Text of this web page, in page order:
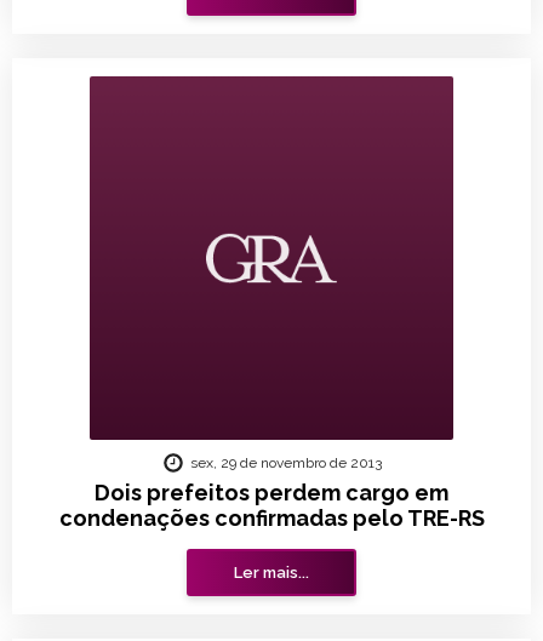
Dois prefeitos perdem cargo em
condenações confirmadas pelo TRE-RS
sex, 29 de novembro de 2013
Ler mais...